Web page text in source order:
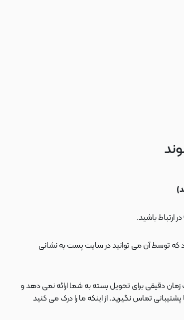
در ارتباط باشید.
دقیقی برای تحویل بسته به شما ارائه نمی دهد و
تماس نگیرید. از اینکه ما را درک می کنید